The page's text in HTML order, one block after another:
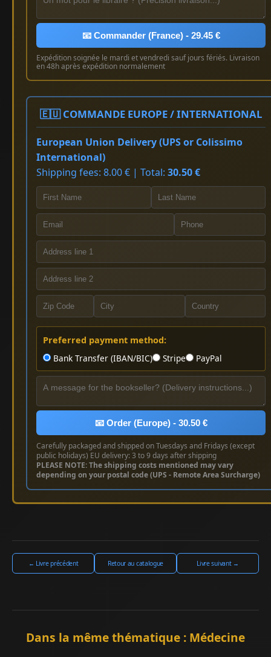
📧 Commander (France) - 29.45 €
Expédition soignée le mardi et vendredi sauf jours fériés. Livraison
en 48h après expédition normalement
🇪🇺 COMMANDE EUROPE / INTERNATIONAL
European Union Delivery (UPS or Colissimo
International)
Shipping fees: 8.00 € | Total: 30.50 €
Preferred payment method:
Bank Transfer (IBAN/BIC)
Stripe PayPal
📧 Order (Europe) - 30.50 €
Carefully packaged and shipped on Tuesdays and Fridays (except
public holidays) EU delivery: 3 to 9 days after shipping
PLEASE NOTE: The shipping costs mentioned may vary
depending on your postal code (UPS - Remote Area Surcharge)
← Livre précédent Retour au catalogue Livre suivant →
Dans la même thématique : Médecine